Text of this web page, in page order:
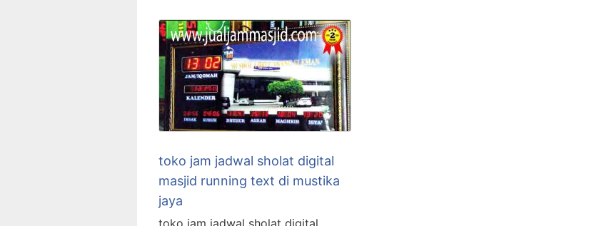
toko jam jadwal sholat digital
masjid running text di mustika
jaya